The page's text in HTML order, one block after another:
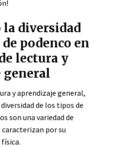
diversidad
podenco en
lectura y
general
y aprendizaje general,
de los tipos de
son una variedad de
caracterizan por su